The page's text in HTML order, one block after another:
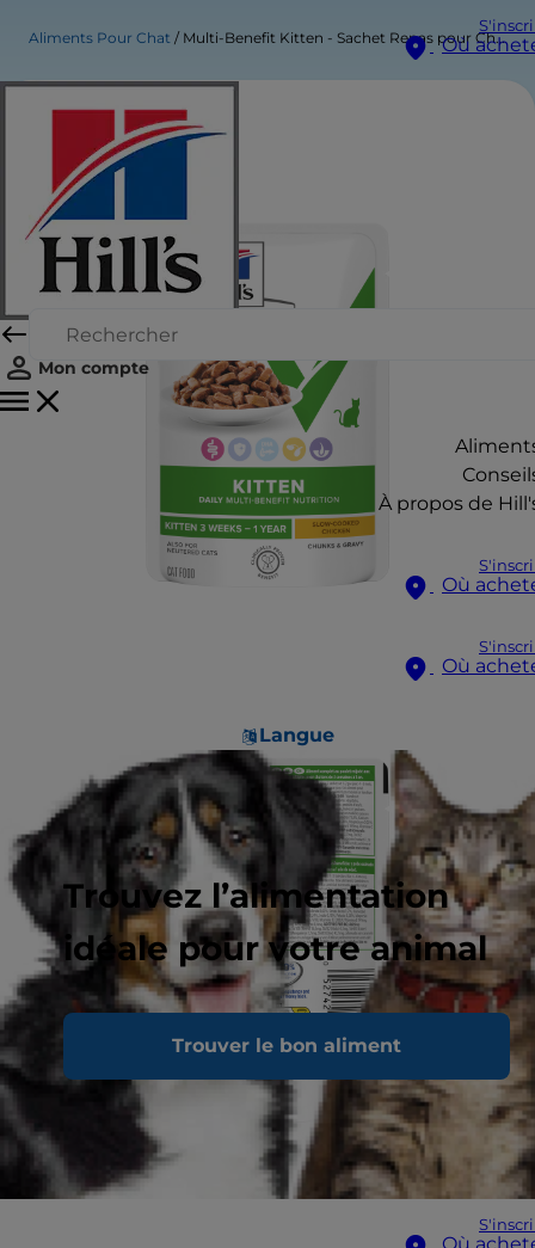
Où
Mon compte
À propos de
Où
Où
Langue
Trouvez l’alimentation
idéale pour votre animal
Trouver le bon aliment
Aliments Pour Chat Multi-Benefit Kitten - Sachet Repas pour Chaton - au Poulet mijoté